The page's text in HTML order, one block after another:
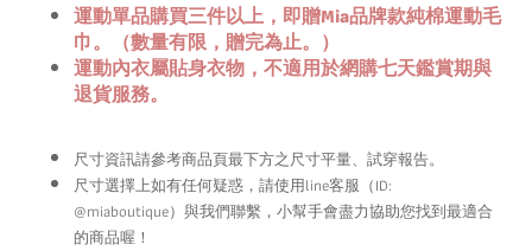
運動單品購買三件以上，即贈Mia品牌款純棉運動毛
巾。（數量有限，贈完為止。）
運動內衣屬貼身衣物，不適用於網購七天鑑賞期與
退貨服務。
尺寸資訊請參考商品頁最下方之尺寸平量、試穿報告。
尺寸選擇上如有任何疑惑，請使用line客服（ID:
@miaboutique）與我們聯繫， 小幫手會盡力協助您找到最適合
的商品喔！